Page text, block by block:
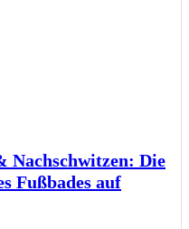
Nachschwitzen: Die
Fußbades auf